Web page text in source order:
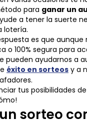
para ganar un
a tener la suerte
lotería.
es que aunque
o 100% segura para
pueden ayudarnos a
éxito en sorteos y a
tus posibilidades de
un sorteo